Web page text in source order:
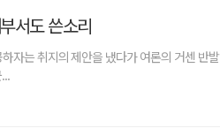
서도 쓴소리
자는 취지의 제안을 냈다가 여론의 거센 반발